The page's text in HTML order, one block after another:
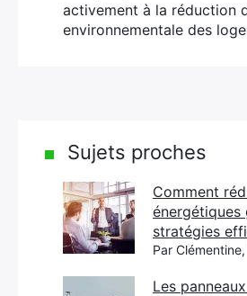
activement à la réduction
environnementale des
Sujets proches
Comment
énergétiques
stratégies
Par
Les